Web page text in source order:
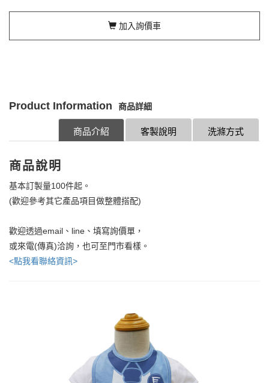
加入詢價車
Product Information 商品詳細
洗滌方式
客製說明
商品介紹
商品說明
基本訂製量100件起。
(歡迎參考其它產品項目做整體搭配)
歡迎透過email、line、填寫詢價單，
或來電(傳真)洽詢，也可至門市看樣。
<點我看聯絡資訊>